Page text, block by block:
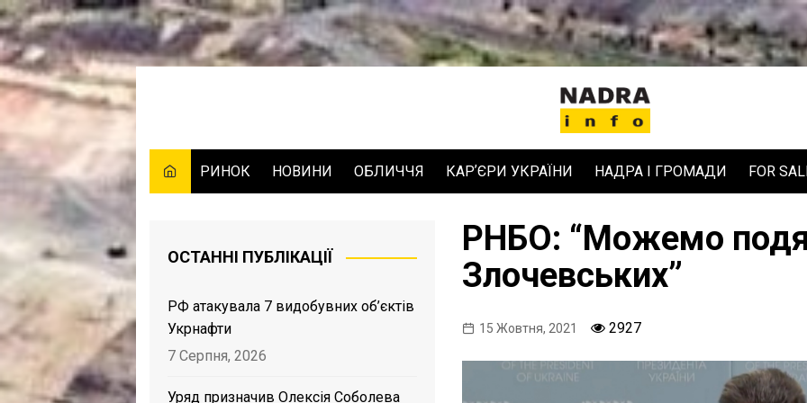
Skip
to
РИНОК НОВИНИ ОБЛИЧЧЯ КАРʼЄРИ УКРАЇНИ НАДРА І ГРОМАДИ FOR
РНБО: “Можемо
Злочевських”
15 Жовтня, 2021 2927
ОСТАННІ ПУБЛІКАЦІЇ
РФ атакувала 7 видобувних об’єктів
Укрнафти
7 Серпня, 2026
Уряд призначив Олексія Соболева